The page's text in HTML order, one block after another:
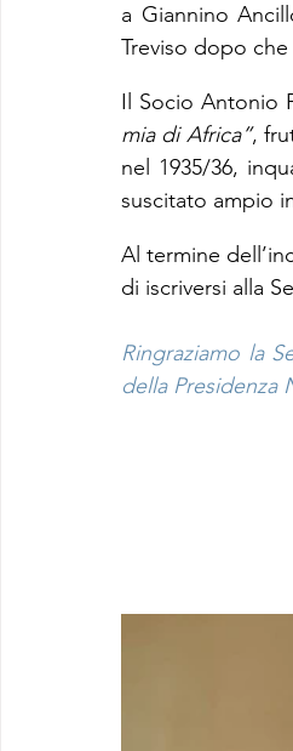
a Giannino
Treviso dopo
Il Socio Antonio
mia di Africa”,
nel 1935/36,
suscitato ampio
Al termine
di iscriversi alla
Ringraziamo la
della Presidenza